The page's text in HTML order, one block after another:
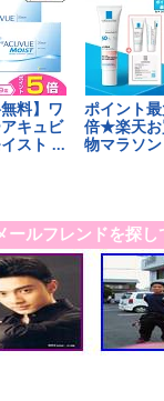
ールフレンドを探し